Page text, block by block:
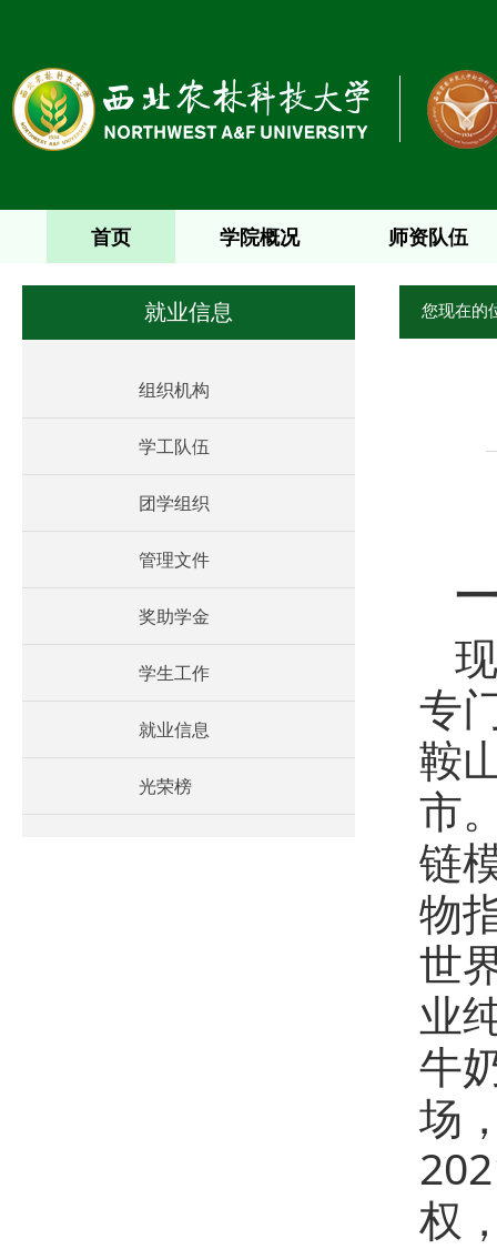
首页 学院概况 师资队伍
就业信息
组织机构
学工队伍
团学组织
管理文件
奖助学金
学生工作
就业信息
光荣榜
您现在的
专
鞍
市
链
物
世
业
牛
场
权